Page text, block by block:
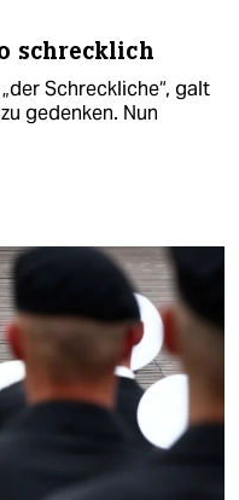
schrecklich
Schreckliche“, galt
gedenken. Nun